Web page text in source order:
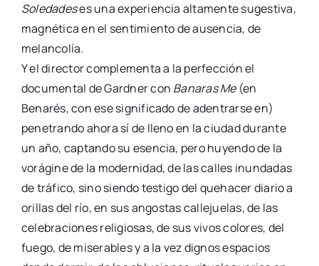
Soledadeses una experiencia altamente sugestiva,
magnética en el sentimiento de ausencia, de
melancolía.
Y el director complementa a la perfección el
documental de Gardner con Banaras Me(en
Benarés, con ese significado de adentrarse en)
penetrando ahora sí de lleno en la ciudad durante
un año, captando su esencia, pero huyendo de la
vorágine de la modernidad, de las calles inundadas
de tráfico, sino siendo testigo del quehacer diario a
orillas del río, en sus angostas callejuelas, de las
celebraciones religiosas, de sus vivos colores, del
fuego, de miserables y a la vez dignos espacios